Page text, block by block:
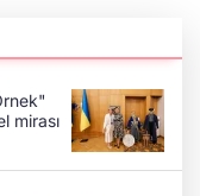
mirası